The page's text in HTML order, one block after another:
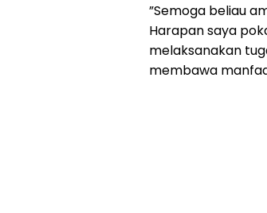
”Semoga beliau
Harapan saya
melaksanakan
membawa